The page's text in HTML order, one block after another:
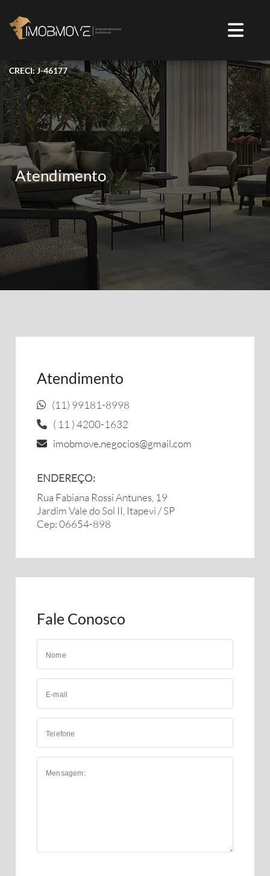
CRECI: J-46177
Atendimento
Atendimento
(11) 99181-8998
( 11 ) 4200-1632
imobmove.negocios@gmail.com
ENDEREÇO:
Rua Fabiana Rossi Antunes, 19
Jardim Vale do Sol II, Itapevi / SP
Cep: 06654-898
Fale Conosco
Nome
E-mail
Telefone
Mensagem: